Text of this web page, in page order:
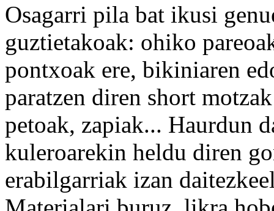
Osagarri pila bat ikusi
guztietakoak: ohiko
pontxoak ere, bikiniaren
paratzen diren short
petoak, zapiak... Haurdun
kuleroarekin heldu diren
erabilgarriak izan